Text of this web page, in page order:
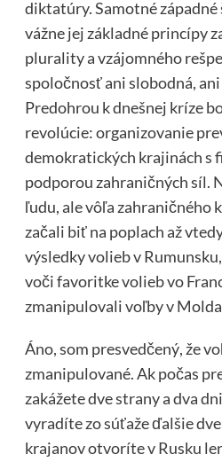
diktatúry. Samotné
vážne jej základné princípy
plurality a vzájomného
spoločnosť ani slobodná,
Predohrou k dnešnej kríze
revolúcie: organizovanie
demokratických krajinách s
podporou zahraničných síl.
ľudu, ale vôľa zahraničného
začali biť na poplach až
výsledky volieb v
voči favoritke volieb vo
zmanipulovali voľby v
Áno, som presvedčený, že
zmanipulované. Ak počas
zakážete dve strany a dva
vyradíte zo súťaže ďalšie
krajanov otvoríte v Rusku